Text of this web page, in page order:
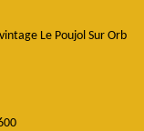
Le Poujol Sur Orb